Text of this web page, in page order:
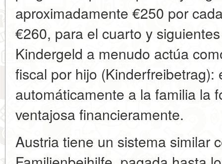
aproximadamente €250 por
€260, para el cuarto y
Kindergeld a menudo actúa
fiscal por hijo (Kinderfreibetrag):
automáticamente a la familia la
ventajosa financieramente.
Austria tiene un sistema similar